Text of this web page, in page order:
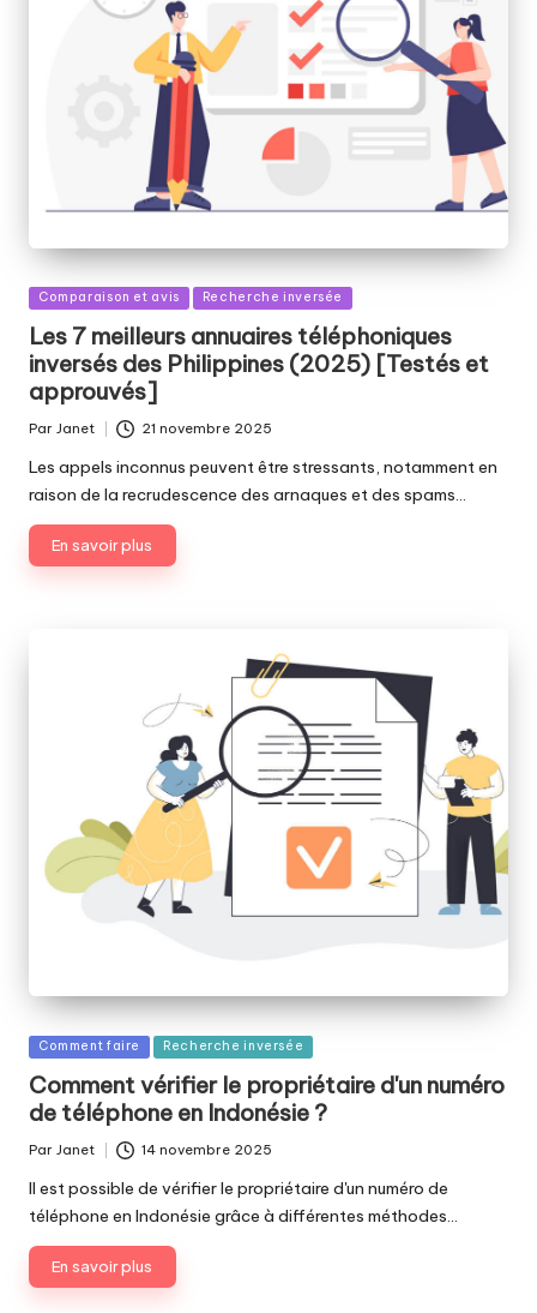
Publié
Comparaison et avis Recherche inversée
Les 7 meilleurs annuaires téléphoniques
inversés des Philippines (2025) [Testés et
approuvés]
Publié
Par Janet 21 novembre 2025
Les appels inconnus peuvent être stressants, notamment en
raison de la recrudescence des arnaques et des spams…
En savoir plus
Publié
Comment faire Recherche inversée
Comment vérifier le propriétaire d'un numéro
de téléphone en Indonésie ?
Publié
Par Janet 14 novembre 2025
Il est possible de vérifier le propriétaire d'un numéro de
téléphone en Indonésie grâce à différentes méthodes…
En savoir plus